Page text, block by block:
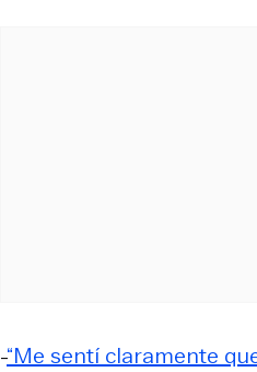
-“Me sentí claramente